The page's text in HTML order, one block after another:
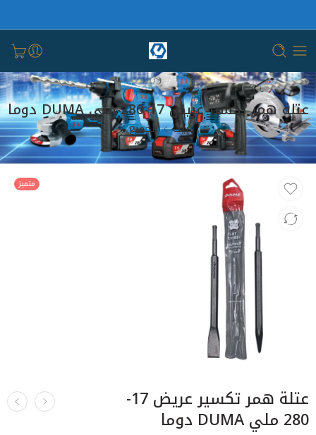
عتلة همر تكسير عريض 17-280 ملي DUMA دوما
بيت الجميع
متميز
عتلة همر تكسير عريض 17-
280 ملي DUMA دوما